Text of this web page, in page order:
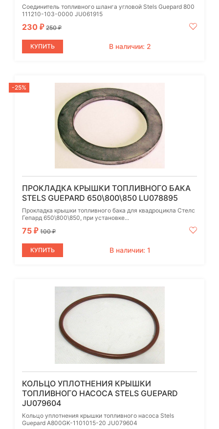
Соединитель топливного шланга угловой Stels Guepard 800
111210-103-0000 JU061915
230 ₽ 250₽
КУПИТЬ В наличии: 2
-25%
ПРОКЛАДКА КРЫШКИ ТОПЛИВНОГО БАКА
STELS GUEPARD 650\800\850 LU078895
Прокладка крышки топливного бака для квадроцикла Стелс
Гепард 650\800\850, при установке...
75 ₽ 100₽
КУПИТЬ В наличии: 1
КОЛЬЦО УПЛОТНЕНИЯ КРЫШКИ
ТОПЛИВНОГО НАСОСА STELS GUEPARD
JU079604
Кольцо уплотнения крышки топливного насоса Stels
Guepard A800GK-1101015-20 JU079604